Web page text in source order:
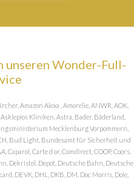
unseren Wonder-Full-
Amazon Alexa , Amorelie, ANWR, AOK,
Kliniken, Astra, Bader, Bäderland,
Mecklenburg Vorpommern,
Bud Light, Bundesamt für Sicherheit und
Carte d or, Comdirect, COOP, Coors,
Dekristol, Depot, Deutsche Bahn, Deutsche
DEVK, DHL, DKB, DM, Doc Morris, Dole,